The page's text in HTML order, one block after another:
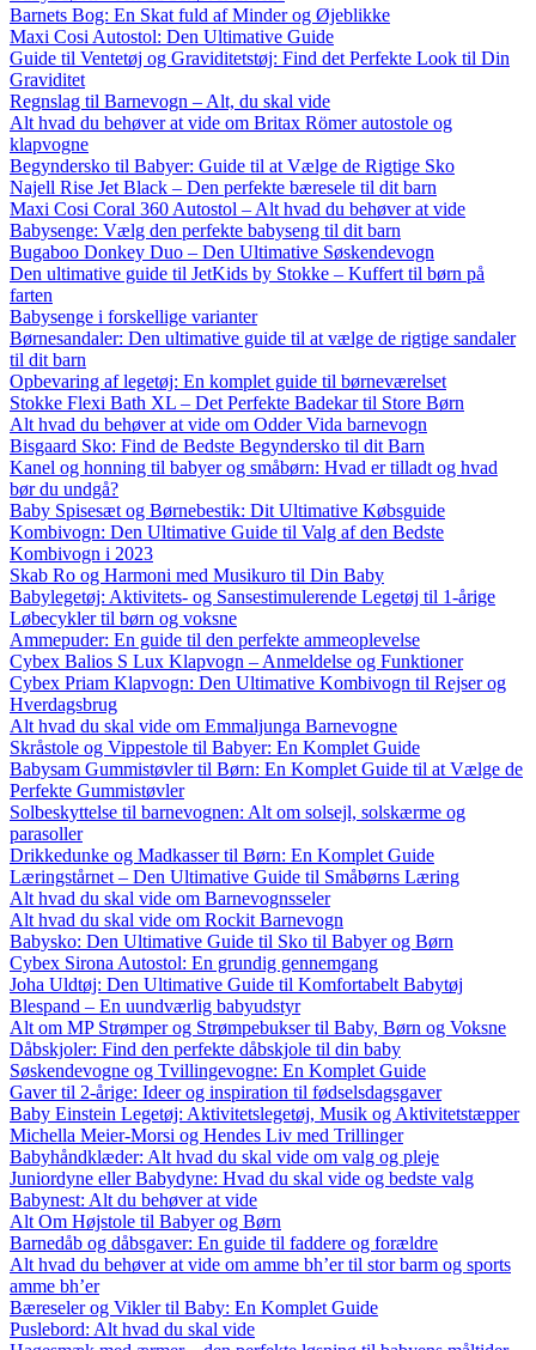
Barnets Bog: En Skat fuld af Minder og Øjeblikke
Maxi Cosi Autostol: Den Ultimative Guide
Guide til Ventetøj og Graviditetstøj: Find det Perfekte Look til Din
Graviditet
Regnslag til Barnevogn – Alt, du skal vide
Alt hvad du behøver at vide om Britax Römer autostole og
klapvogne
Begyndersko til Babyer: Guide til at Vælge de Rigtige Sko
Najell Rise Jet Black – Den perfekte bæresele til dit barn
Maxi Cosi Coral 360 Autostol – Alt hvad du behøver at vide
Babysenge: Vælg den perfekte babyseng til dit barn
Bugaboo Donkey Duo – Den Ultimative Søskendevogn
Den ultimative guide til JetKids by Stokke – Kuffert til børn på
farten
Babysenge i forskellige varianter
Børnesandaler: Den ultimative guide til at vælge de rigtige sandaler
til dit barn
Opbevaring af legetøj: En komplet guide til børneværelset
Stokke Flexi Bath XL – Det Perfekte Badekar til Store Børn
Alt hvad du behøver at vide om Odder Vida barnevogn
Bisgaard Sko: Find de Bedste Begyndersko til dit Barn
Kanel og honning til babyer og småbørn: Hvad er tilladt og hvad
bør du undgå?
Baby Spisesæt og Børnebestik: Dit Ultimative Købsguide
Kombivogn: Den Ultimative Guide til Valg af den Bedste
Kombivogn i 2023
Skab Ro og Harmoni med Musikuro til Din Baby
Babylegetøj: Aktivitets- og Sansestimulerende Legetøj til 1-årige
Løbecykler til børn og voksne
Ammepuder: En guide til den perfekte ammeoplevelse
Cybex Balios S Lux Klapvogn – Anmeldelse og Funktioner
Cybex Priam Klapvogn: Den Ultimative Kombivogn til Rejser og
Hverdagsbrug
Alt hvad du skal vide om Emmaljunga Barnevogne
Skråstole og Vippestole til Babyer: En Komplet Guide
Babysam Gummistøvler til Børn: En Komplet Guide til at Vælge de
Perfekte Gummistøvler
Solbeskyttelse til barnevognen: Alt om solsejl, solskærme og
parasoller
Drikkedunke og Madkasser til Børn: En Komplet Guide
Læringstårnet – Den Ultimative Guide til Småbørns Læring
Alt hvad du skal vide om Barnevognsseler
Alt hvad du skal vide om Rockit Barnevogn
Babysko: Den Ultimative Guide til Sko til Babyer og Børn
Cybex Sirona Autostol: En grundig gennemgang
Joha Uldtøj: Den Ultimative Guide til Komfortabelt Babytøj
Blespand – En uundværlig babyudstyr
Alt om MP Strømper og Strømpebukser til Baby, Børn og Voksne
Dåbskjoler: Find den perfekte dåbskjole til din baby
Søskendevogne og Tvillingevogne: En Komplet Guide
Gaver til 2-årige: Ideer og inspiration til fødselsdagsgaver
Baby Einstein Legetøj: Aktivitetslegetøj, Musik og Aktivitetstæpper
Michella Meier-Morsi og Hendes Liv med Trillinger
Babyhåndklæder: Alt hvad du skal vide om valg og pleje
Juniordyne eller Babydyne: Hvad du skal vide og bedste valg
Babynest: Alt du behøver at vide
Alt Om Højstole til Babyer og Børn
Barnedåb og dåbsgaver: En guide til faddere og forældre
Alt hvad du behøver at vide om amme bh’er til stor barm og sports
amme bh’er
Bæreseler og Vikler til Baby: En Komplet Guide
Puslebord: Alt hvad du skal vide